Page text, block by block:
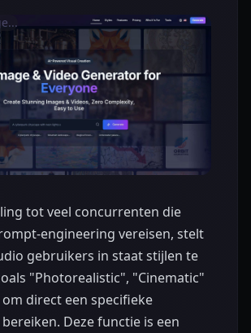
tot veel concurrenten die
engineering vereisen, stelt
gebruikers in staat stijlen te
"Photorealistic", "Cinematic"
direct een specifieke
Deze functie is een